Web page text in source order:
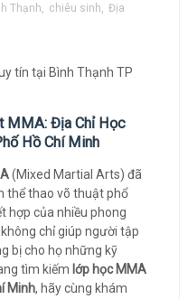
Thạnh, chiêu sinh, Địa
tín tại Bình Thạnh TP
MMA: Địa Chỉ Học
Hồ Chí Minh
(Mixed Martial Arts) đã
thể thao võ thuật phổ
hợp của nhiều phong
chỉ giúp người tập
bị cho họ những kỹ
tìm kiếm lớp học MMA
Minh, hãy cùng khám